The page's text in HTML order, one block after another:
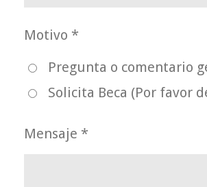
Motivo *
Pregunta o comentario
Solicita Beca (Por favor
Mensaje *